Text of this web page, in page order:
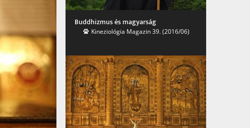
Buddhizmus és magyarság
Kinezio­lógia Maga­zin 39. (2016/06)